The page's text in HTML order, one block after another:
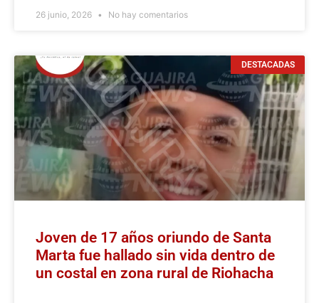
26 junio, 2026 No hay comentarios
DESTACADAS
Joven de 17 años oriundo de Santa
Marta fue hallado sin vida dentro de
un costal en zona rural de Riohacha